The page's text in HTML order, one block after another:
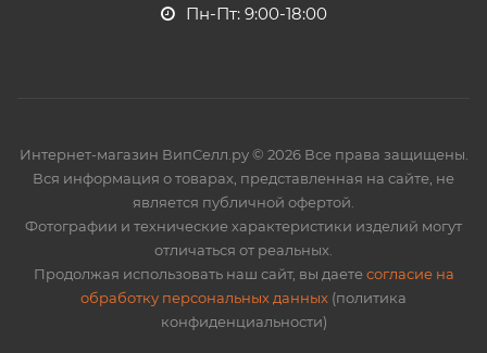
Пн-Пт: 9:00-18:00
Интернет-магазин ВипСелл.ру © 2026 Все права защищены.
Вся информация о товарах, представленная на сайте, не
является публичной офертой.
Фотографии и технические характеристики изделий могут
отличаться от реальных.
Продолжая использовать наш сайт, вы даетесогласие на
обработку персональных данных (политика
конфиденциальности)